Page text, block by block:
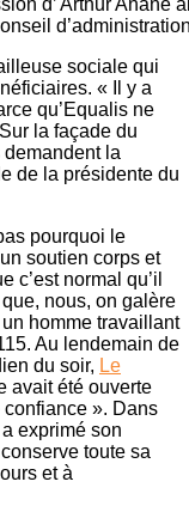
sociale qui
« Il y a
qu’Equalis ne
la façade du
la
de la présidente du
pourquoi le
soutien corps et
c’est normal qu’il
nous, on galère
homme travaillant
Au lendemain de
du soir, Le
avait été ouverte
». Dans
exprimé son
toute sa
et à